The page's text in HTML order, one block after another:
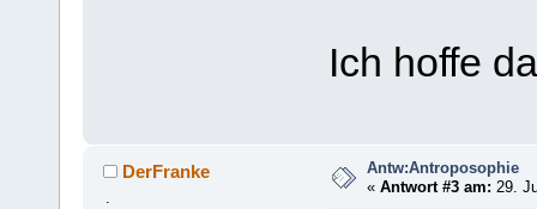
Ich hoffe
DerFranke
.
Antw:Antroposophie
«Antwort #3 am: 29.